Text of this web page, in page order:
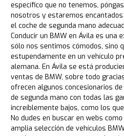
específico que no tenemos,
nosotros y estaremos
el coche de segunda mano
Conducir un BMW en Ávila es una
sólo nos sentimos cómodos, sino
estupendamente en un vehículo
alemana. En Ávila se está
ventas de BMW, sobre todo
ofrecen algunos concesionarios
de segunda mano con todas las
increíblemente bajos, como los
No dudes en buscar en webs
amplia selección de vehículos